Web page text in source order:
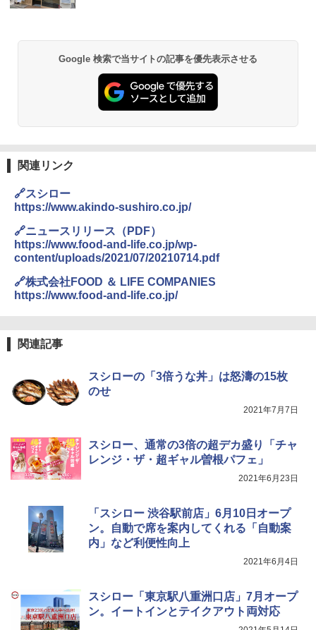
【公式】ブタメン とんこつ味 35g×15個
| 業務用 夜食 カップラーメン ミニカップ
麺 小腹 インスタント アウトドアにも ロ
ーリングストック 大人買い おやつカン
パニー
3
らに塩分控えめ 78g×12個
￥2,698
国分 tabete だし麺 千葉県産はまぐりだ
し 塩らーめん 108g×10袋 保存食 備蓄
5
シャープ 過熱水蒸気 オーブンレンジ 26
L コンベクション 2段調理 ホワイト RE-
SS26B-W
3
人暮らし フラットテーブル グレー YRZ-
低温調理 AMRC-10M(B) ブラック
￥34,280
らし ファミリー
5
シャープ ウォーターオーブン ヘルシオ
AX-XJ1-B ブラック 30L 2段調理 コンベ
Google 検索で当サイトの記事を優先表示させる
関連リンク
🔗スシロー
https://www.akindo-sushiro.co.jp/
🔗ニュースリリース（PDF）
https://www.food-and-life.co.jp/wp-
content/uploads/2021/07/20210714.pdf
🔗株式会社FOOD ＆ LIFE COMPANIES
https://www.food-and-life.co.jp/
関連記事
スシローの「3倍うな丼」は怒濤の15枚
のせ
2021年7月7日
スシロー、通常の3倍の超デカ盛り「チャ
レンジ・ザ・超ギャル曽根パフェ」
2021年6月23日
「スシロー 渋谷駅前店」6月10日オープ
ン。自動で席を案内してくれる「自動案
内」など利便性向上
2021年6月4日
スシロー「東京駅八重洲口店」7月オープ
ン。イートインとテイクアウト両対応